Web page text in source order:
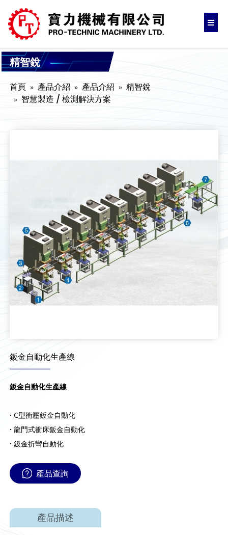
精智銳
首頁 產品介紹 產品介紹
精智銳
智慧製造 / 檢測解決方案
鈑金自動化生產線
鈑金自動化生產線
· C型衝壓鈑金自動化
·龍門式衝床鈑金自動化
·鈑金折彎自動化
產品查詢
產品描述